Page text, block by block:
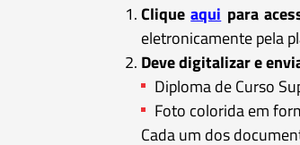
Cliqueaqui para
eletronicamente pela
Deve digitalizar e
Diploma de Curso
Foto colorida em
Cada um dos